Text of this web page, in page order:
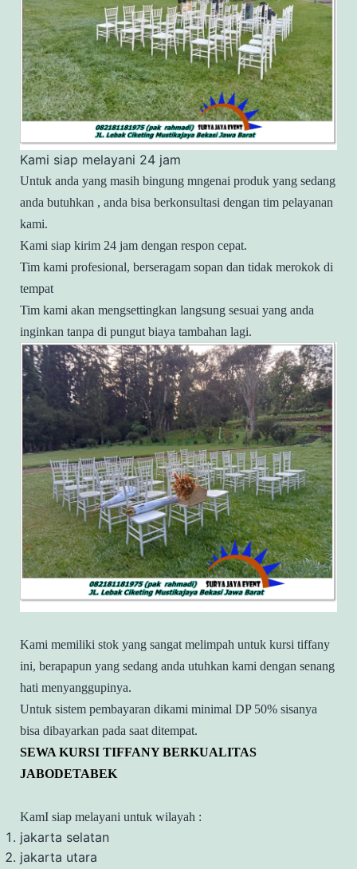
Kami siap melayani 24 jam
Untuk anda yang masih bingung mngenai produk yang sedang
anda butuhkan , anda bisa berkonsultasi dengan tim pelayanan
kami.
Kami siap kirim 24 jam dengan respon cepat.
Tim kami profesional, berseragam sopan dan tidak merokok di
tempat
Tim kami akan mengsettingkan langsung sesuai yang anda
inginkan tanpa di pungut biaya tambahan lagi.
Kami memiliki stok yang sangat melimpah untuk kursi tiffany
ini, berapapun yang sedang anda utuhkan kami dengan senang
hati menyanggupinya.
Untuk sistem pembayaran dikami minimal DP 50% sisanya
bisa dibayarkan pada saat ditempat.
SEWA KURSI TIFFANY BERKUALITAS
JABODETABEK
KamI siap melayani untuk wilayah :
jakarta selatan
jakarta utara